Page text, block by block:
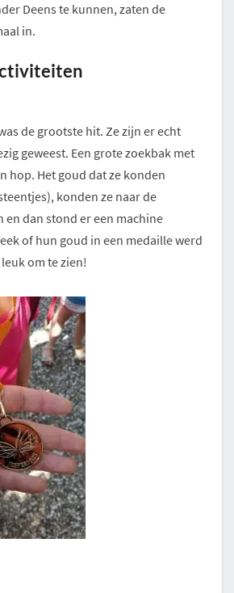
Deens te kunnen, zaten de
in.
de grootste hit. Ze zijn er echt
geweest. Een grote zoekbak met
hop. Het goud dat ze konden
konden ze naar de
en dan stond er een machine
of hun goud in een medaille werd
om te zien!